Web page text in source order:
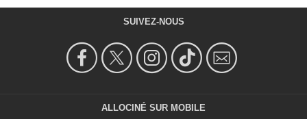
SUIVEZ-NOUS
ALLOCINÉ SUR MOBILE